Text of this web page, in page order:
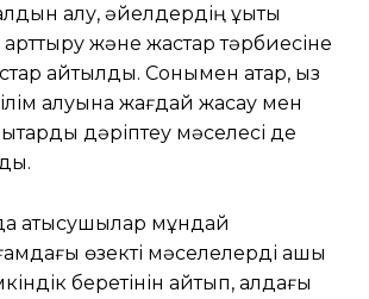
алу, әйелдердің құқықтық
және жастар тәрбиесіне
айтылды. Сонымен қатар, қыз
алуына жағдай жасау мен
дәріптеу мәселесі де
қатысушылар мұндай
өзекті мәселелерді ашық
беретінін айтып, алдағы